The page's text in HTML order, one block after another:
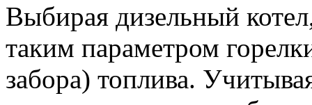
Выбирая дизельный
таким параметром
забора) топлива.